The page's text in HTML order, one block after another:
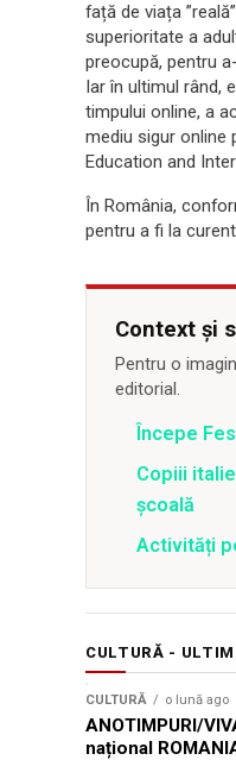
față de viața
superioritate a
preocupă, pentru
Iar în ultimul rând,
timpului online, a
mediu sigur online
Education and
În România,
pentru a fi la
Context și
Pentru o
editorial.
Începe
Copiii
şcoală
Activități
CULTURĂ -
CULTURĂ o lună ago
ANOTIMPURI/
național